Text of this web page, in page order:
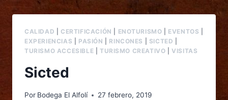
CALIDAD CERTIFICACIÓN ENOTURISMO EVENTOS
EXPERIENCIAS
PASIÓN RINCONES SICTED
TURISMO ACCESIBLE
TURISMO CREATIVO |VISITAS
Sicted
Por Bodega El Alfolí 27 febrero, 2019